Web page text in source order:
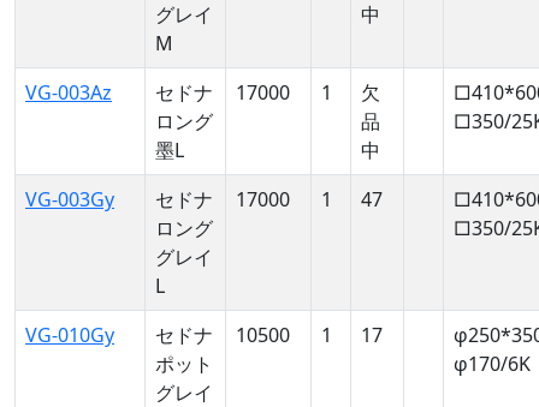
グレイ
M
中
VG-003Az
セドナ
ロング
墨L
17000 1
欠
品
中
□350/
VG-003Gy
セドナ
ロング
グレイ
L
17000 1 47
□350/
VG-010Gy
セドナ
ポット
グレイ
10500 1 17
φ170/6K